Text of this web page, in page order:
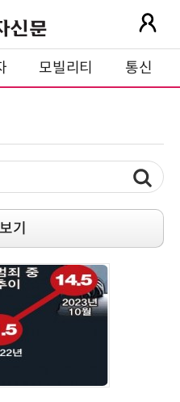
모빌리티 통신
기